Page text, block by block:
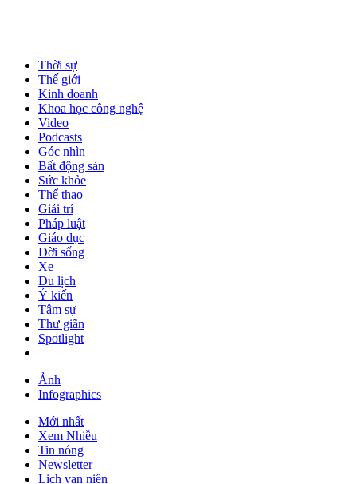
Thời sự
Thế giới
Kinh doanh
Khoa học công nghệ
Video
Podcasts
Góc nhìn
Bất động sản
Sức khỏe
Thể thao
Giải trí
Pháp luật
Giáo dục
Đời sống
Xe
Du lịch
Ý kiến
Tâm sự
Thư giãn
Spotlight
Ảnh
Infographics
Mới nhất
Xem Nhiều
Tin nóng
Newsletter
Lịch vạn niên